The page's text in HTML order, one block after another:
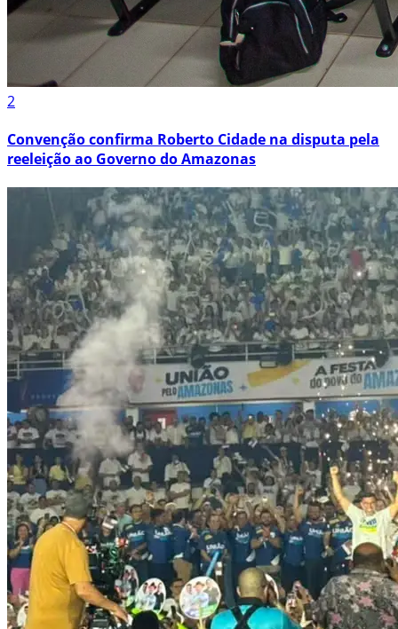
2
Convenção confirma Roberto Cidade na disputa pela
reeleição ao Governo do Amazonas